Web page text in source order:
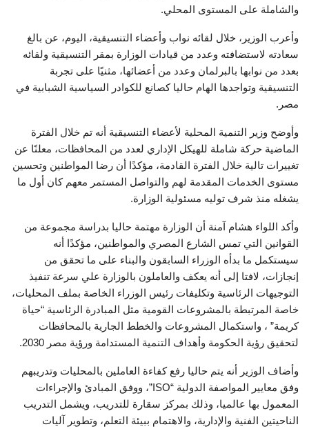
والشاملة على المستوى المحلي.
وأعرب الوزير، خلال لقائه نواب وأعضاء التنسيقية، اليوم، عن بالغ
سعادته لاستضافته وعدد من قيادات الوزارة بمقر التنسيقية ولقائه
بعدد من نوابها بالبرلمان وعدد من أعضائها، مثنيًا على تجربة
التنسيقية وتواجدها الهام حاليا كصانع للكوادر السياسية الشبابية في
مصر.
وأوضح وزير التنمية المحلية لأعضاء التنسيقية أنه تم خلال الفترة
الماضية حركة شاملة للهيكل الإداري لعدد من المحافظات، معلنًا عن
تغييرات تالية خلال الفترة القادمة، مؤكدًا أن رضا المواطنين وتحسين
مستوى الخدمات المقدمة لهم والتواصل المستمر معهم كان أول ما
يشغله منذ شرف توليه مسئولية الوزارة.
وأكد اللواء هشام آمنة أن الوزارة مهتمة حاليا بدراسة مجموعة من
القوانين التي تمس الشارع المصري والمواطنين، مؤكدًا أنه
سيستكمل ما بدأه الوزراء السابقون والبناء على ما تحقق من
إنجازات، لافتا إلى أنه يعكف والعاملون بالوزارة علي سرعة تنفيذ
التوجيهات الرئاسية وتكليفات رئيس الوزراء الخاصة بملف المحليات،
خاصة المرتبطة بالمشروعات القومية مثل المبادرة الرئاسية “حياة
كريمة” ، واستكمال المشروعات والخطط الجارية بالمحافظات
لتحقيق رؤية الحكومة وأهداف التنمية المستدامة ورؤية مصر 2030.
وأضاف الوزير أنه يتم حاليا رفع كفاءة العاملين بالمحليات وتدريبهم
وفق معايير المواصفة الدولية “ISO”، ووفق المبادئ والإجراءات
المعمول بها عالميا، وذلك بمركز سقارة للتدريب، ويشمل التدريب
الناحيتين الفنية والإدارية، والاهتمام ببيئة التعلم، وتطوير آليات